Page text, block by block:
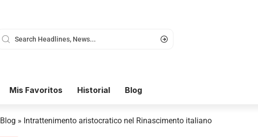
Mis Favoritos Historial Blog
Blog » Intrattenimento aristocratico nel Rinascimento italiano